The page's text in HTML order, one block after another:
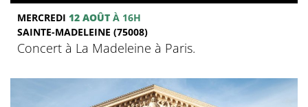
MERCREDI 12 AOÛT À 16H
SAINTE-MADELEINE (75008)
Concert à La Madeleine à Paris.